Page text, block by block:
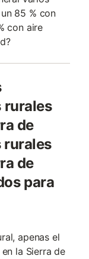
85 % con
con aire
rurales
de
rurales
de
para
apenas el
la Sierra de